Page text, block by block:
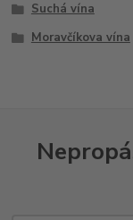
Suchá vína
Moravčíkova vína